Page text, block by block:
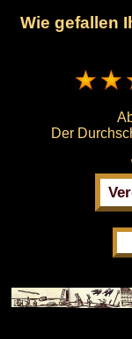
Wie gefallen
Der